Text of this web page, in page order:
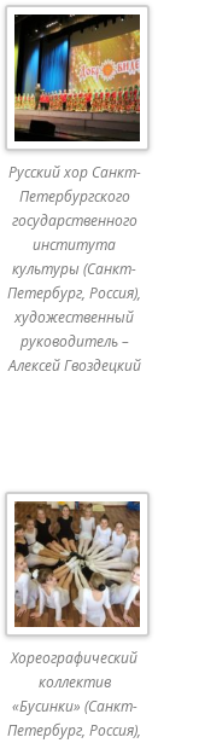
Русский хор Санкт-
Петербургского
государственного
института
культуры (Санкт-
Петербург, Россия),
художественный
руководитель –
Алексей Гвоздецкий
Хореографический
коллектив
«Бусинки» (Санкт-
Петербург, Россия),